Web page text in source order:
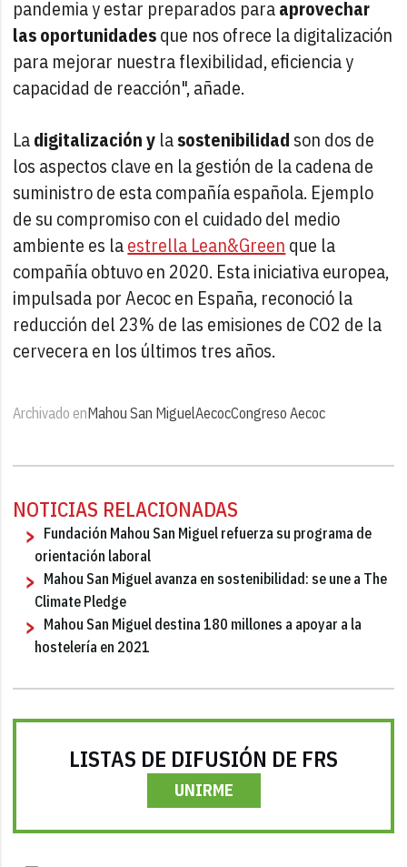
pandemia y estar preparados paraaprovechar
las oportunidadesque nos ofrece la digitalización
para mejorar nuestra flexibilidad, eficiencia y
capacidad de reacción", añade.
Ladigitalización y lasostenibilidad son dos de
los aspectos clave en la gestión de la cadena de
suministro de esta compañía española. Ejemplo
de su compromiso con el cuidado del medio
ambiente es laestrella Lean&Green que la
compañía obtuvo en 2020. Esta iniciativa europea,
impulsada por Aecoc en España, reconoció la
reducción del 23% de las emisiones de CO2 de la
cervecera en los últimos tres años.
Archivado enMahou San MiguelAecocCongreso Aecoc
NOTICIAS RELACIONADAS
Fundación Mahou San Miguel refuerza su programa de
orientación laboral
Mahou San Miguel avanza en sostenibilidad: se une a The
Climate Pledge
Mahou San Miguel destina 180 millones a apoyar a la
hostelería en 2021
LISTAS DE DIFUSIÓN DE FRS
UNIRME